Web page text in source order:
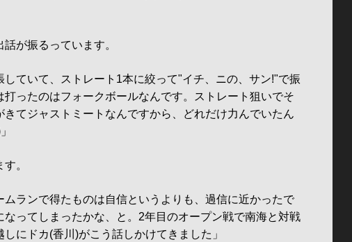
が振るっています。
していて、ストレート1本に絞って"イチ、ニの、サン!"で振
打ったのはフォークボールなんです。ストレート狙いでそ
きてジャストミートなんですから、どれだけ力んでいたん
。
ムランで得たものは自信というよりも、過信に近かったで
なってしまったかな、と。2年目のオープン戦で南海と対戦
しにドカ(香川)がこう話しかけてきました」